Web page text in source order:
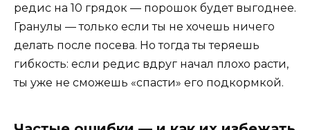
редис на 10 грядок — порошок будет выгоднее.
Гранулы — только если ты не хочешь ничего
делать после посева. Но тогда ты теряешь
гибкость: если редис вдруг начал плохо расти,
ты уже не сможешь «спасти» его подкормкой.